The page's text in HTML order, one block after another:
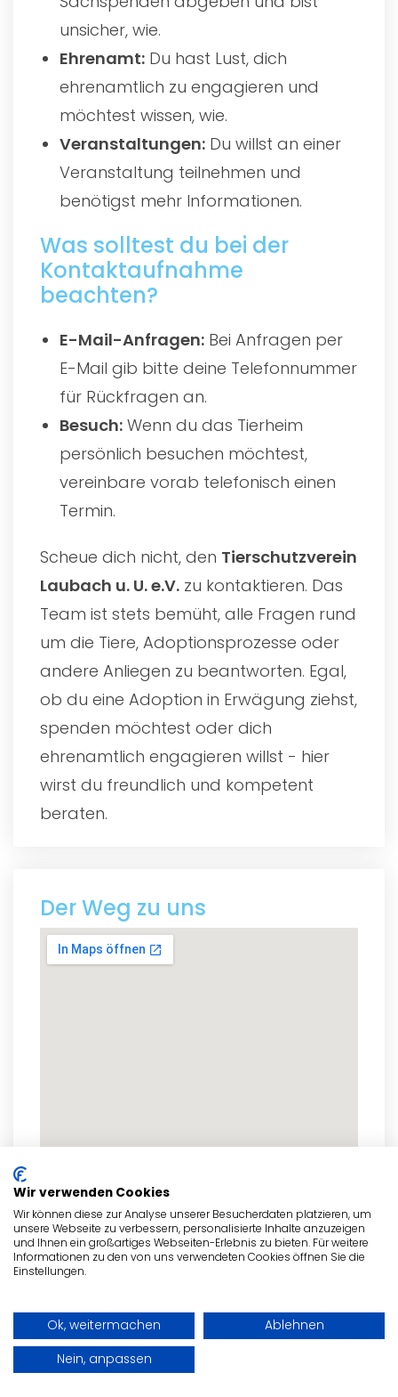
unsicher, wie.
Ehrenamt: Du hast Lust, dich
ehrenamtlich zu engagieren und
möchtest wissen, wie.
Veranstaltungen: Du willst an einer
Veranstaltung teilnehmen und
benötigst mehr Informationen.
Was solltest du bei der
Kontaktaufnahme
beachten?
E-Mail-Anfragen: Bei Anfragen per
E-Mail gib bitte deine Telefonnummer
für Rückfragen an.
Besuch: Wenn du das Tierheim
persönlich besuchen möchtest,
vereinbare vorab telefonisch einen
Termin.
Scheue dich nicht, den Tierschutzverein
Laubach u. U. e.V. zu kontaktieren. Das
Team ist stets bemüht, alle Fragen rund
um die Tiere, Adoptionsprozesse oder
andere Anliegen zu beantworten. Egal,
ob du eine Adoption in Erwägung ziehst,
spenden möchtest oder dich
ehrenamtlich engagieren willst - hier
wirst du freundlich und kompetent
beraten.
Der Weg zu uns
zum Routenplaner
Wir verwenden Cookies
Wir können diese zur Analyse unserer Besucherdaten platzieren, um
unsere Webseite zu verbessern, personalisierte Inhalte anzuzeigen
und Ihnen ein großartiges Webseiten-Erlebnis zu bieten. Für weitere
Informationen zu den von uns verwendeten Cookies öffnen Sie die
Einstellungen.
Ok, weitermachen
Ablehnen
Nein, anpassen